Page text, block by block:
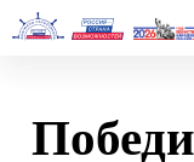
конкурса